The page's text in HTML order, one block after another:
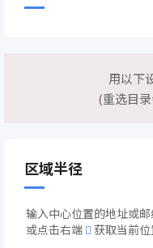
用以下
(重选目
区域半径
输入中心位置的地址或邮
或点击右端
获取当前位